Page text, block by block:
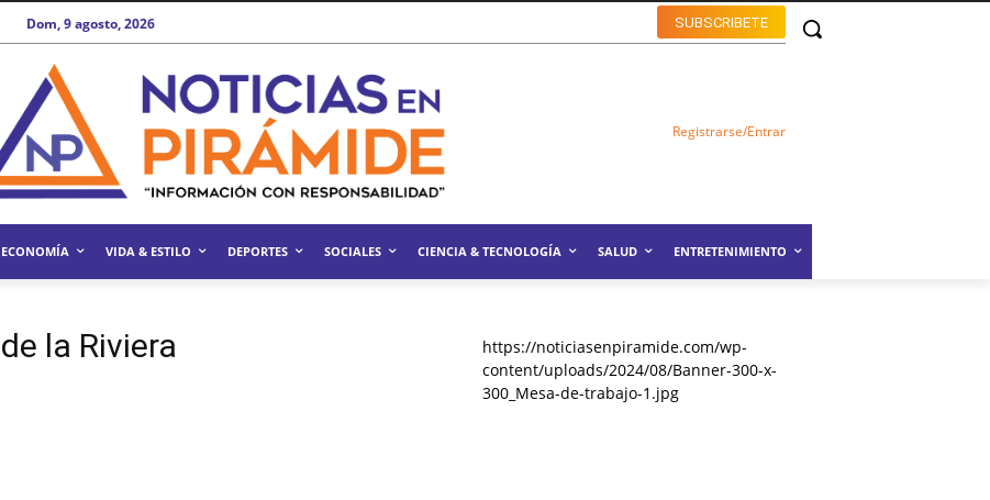
SUBSCRIBETE
Dom, 9 agosto, 2026
Registrarse/Entrar
ECONOMÍA VIDA & ESTILO DEPORTES SOCIALES CIENCIA & TECNOLOGÍA SALUD ENTRETENIMIENTO
la Riviera
https://noticiasenpiramide.com/wp-
content/uploads/2024/08/Banner-300-x-
300_Mesa-de-trabajo-1.jpg